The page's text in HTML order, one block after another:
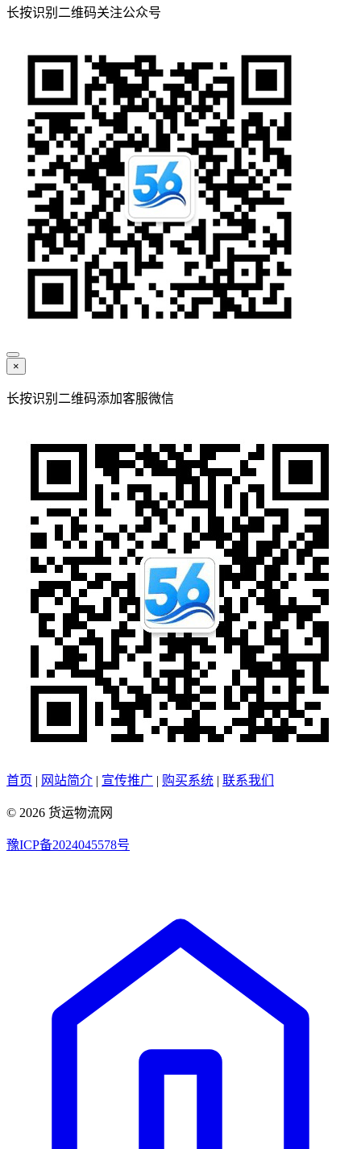
长按识别二维码关注公众号
×
长按识别二维码添加客服微信
首页 | 网站简介 | 宣传推广 | 购买系统 | 联系我们
© 2026 货运物流网
豫ICP备2024045578号